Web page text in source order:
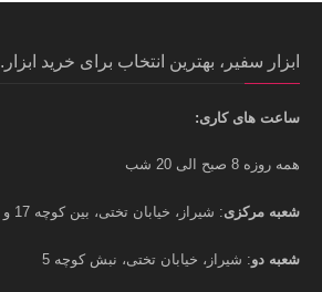
ابزار سفیر، بهترین انتخاب برای خرید ابزار.
ساعت های کاری:
همه روزه 8 صبح الی 20 شب
شعبه مرکزی: شیراز، خیابان تختی، بین کوچه 17 و 19 هایپرابزار سفیر
شعبه دو: شیراز، خیابان تختی، نبش کوچه 5